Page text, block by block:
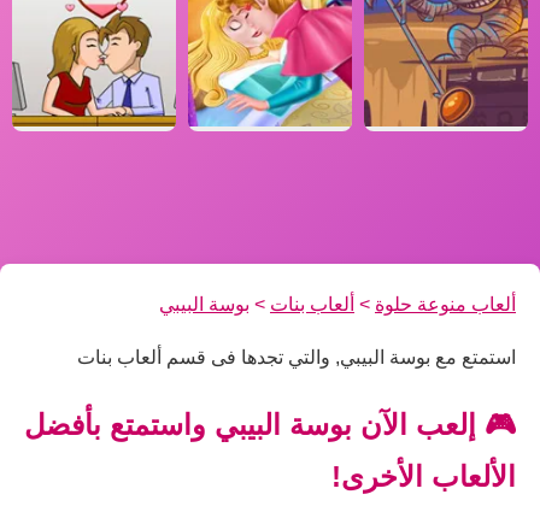
ألعاب منوعة حلوة > ألعاب بنات > بوسة البيبي
استمتع مع بوسة البيبي, والتي تجدها فى قسم ألعاب بنات
🎮 إلعب الآن بوسة البيبي واستمتع بأفضل
الألعاب الأخرى!